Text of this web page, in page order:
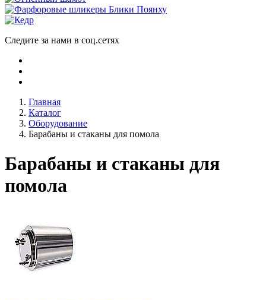
Следите за нами в соц.сетях
Главная
Каталог
Оборудование
Барабаны и стаканы для помола
Барабаны и стаканы для
помола